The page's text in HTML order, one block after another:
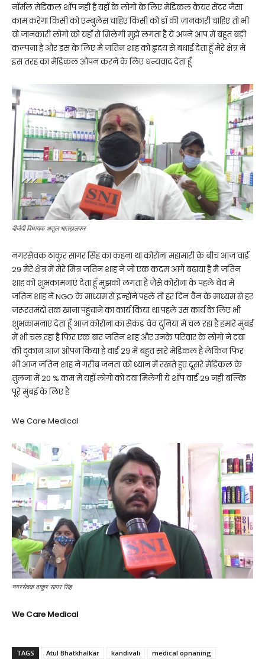
नॉर्मल मेडिकल शॉप नहीं है यहाँ के लोगो के लिए मेडिकल केयर सेंटर जैसा
काम करेगा किसी को एम्बुलेंस चाहिए किसी को डॉ की जानकारी चाहिए तो भी
वो जानकारी लोगो को यहाँ से मिलेगी मुझे लगता है ये अपने आप में बहुत बड़ी
कल्पना है और इस के लिए मै जतिन शाह को हृदय से बधाई देता हूँ मेरे क्षेत्र में
इस तरह का मेडिकल ओपन करने के लिए धन्यवाद देता हूँ
बीजेपी विधायक अतुल भातख़लकर
नगरसेवक ठाकुर सागर सिंह का कहना था कोरोना महामारी के बीच आज वार्ड
29 मेरे क्षेत्र में मेरे मित्र जतिन शाह ने जो एक कदम आगे बढ़ाया है मै जतिन
शाह को शुभकामनाएं देता हूँ मुझको लगता है जैसे कोरोना के पहले वेव में
जतिन शाह ने NGO के माध्यम से इन्होंने पहले तो हर दिन वैन के माध्यम से हर
जरूरतमंदों तक खाना पहुंचाने का कार्य किया था पहले उस कार्य के लिए भी
शुभकामनाएं देता हूँ आज कोरोना का सेकंड वेव दुनिया में चल रहा है हमारे मुंबई
में भी चल रहा है फिर एक बार जतिन शाह और उनके परिवार के लोगो ने दवा
की दुकान आज ओपन किया है वार्ड २९ में बहुत सारे मेडिकल है लेकिन फिर
भी आज जतिन शाह ने गरीब जनता को ध्यान में रखते हुए दूसरे मेडिकल के
तुलना में 20 % कम में यहाँ लोगो को दवा मिलेगी ये शॉप वार्ड 29 नहीं बल्कि
पूरे मुंबई के लिए है
We Care Medical
नगरसेवक ठाकुर सागर सिंह
We Care Medical
TAGS Atul Bhatkhalkar kandivali medical opnaning